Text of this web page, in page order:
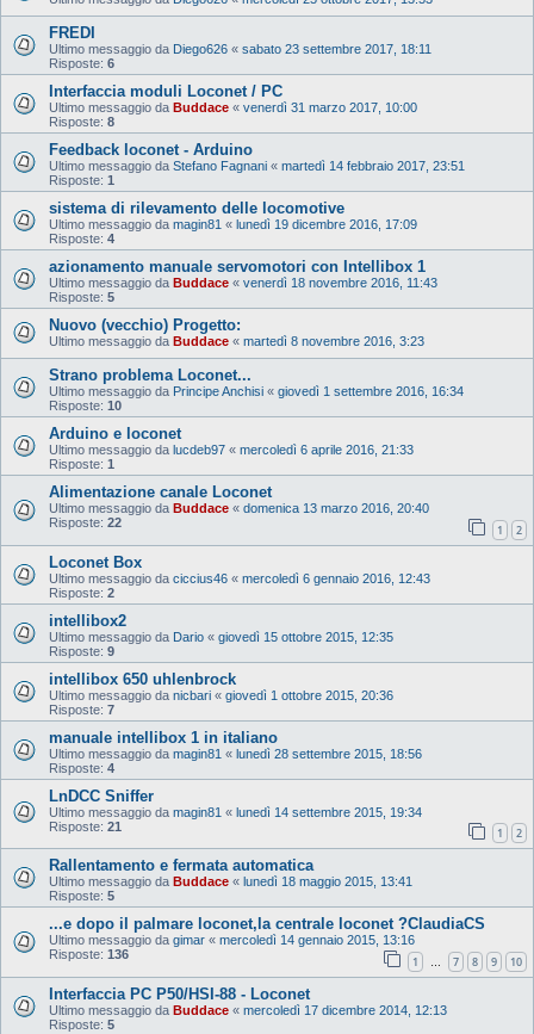
FREDI
Ultimo messaggio da Diego626 « sabato 23 settembre 2017, 18:11
Risposte: 6
Interfaccia moduli Loconet / PC
Ultimo messaggio da Buddace « venerdì 31 marzo 2017, 10:00
Risposte: 8
Feedback loconet - Arduino
Ultimo messaggio da Stefano Fagnani « martedì 14 febbraio 2017, 23:51
Risposte: 1
sistema di rilevamento delle locomotive
Ultimo messaggio da magin81 « lunedì 19 dicembre 2016, 17:09
Risposte: 4
azionamento manuale servomotori con Intellibox 1
Ultimo messaggio da Buddace « venerdì 18 novembre 2016, 11:43
Risposte: 5
Nuovo (vecchio) Progetto:
Ultimo messaggio da Buddace « martedì 8 novembre 2016, 3:23
Strano problema Loconet...
Ultimo messaggio da Principe Anchisi « giovedì 1 settembre 2016, 16:34
Risposte: 10
Arduino e loconet
Ultimo messaggio da lucdeb97 « mercoledì 6 aprile 2016, 21:33
Risposte: 1
Alimentazione canale Loconet
Ultimo messaggio da Buddace « domenica 13 marzo 2016, 20:40
Risposte: 22 1 2
Loconet Box
Ultimo messaggio da ciccius46 « mercoledì 6 gennaio 2016, 12:43
Risposte: 2
intellibox2
Ultimo messaggio da Dario « giovedì 15 ottobre 2015, 12:35
Risposte: 9
intellibox 650 uhlenbrock
Ultimo messaggio da nicbari « giovedì 1 ottobre 2015, 20:36
Risposte: 7
manuale intellibox 1 in italiano
Ultimo messaggio da magin81 « lunedì 28 settembre 2015, 18:56
Risposte: 4
LnDCC Sniffer
Ultimo messaggio da magin81 « lunedì 14 settembre 2015, 19:34
Risposte: 21 1 2
Rallentamento e fermata automatica
Ultimo messaggio da Buddace « lunedì 18 maggio 2015, 13:41
Risposte: 5
...e dopo il palmare loconet,la centrale loconet ?ClaudiaCS
Ultimo messaggio da gimar « mercoledì 14 gennaio 2015, 13:16
Risposte: 136 1 … 7 8 9 10
Interfaccia PC P50/HSI-88 - Loconet
Ultimo messaggio da Buddace « mercoledì 17 dicembre 2014, 12:13
Risposte: 5